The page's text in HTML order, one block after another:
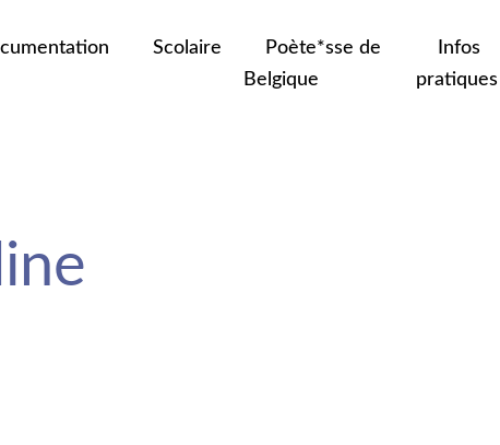
Scolaire
Poète*sse de
Belgique
Infos
pratiques